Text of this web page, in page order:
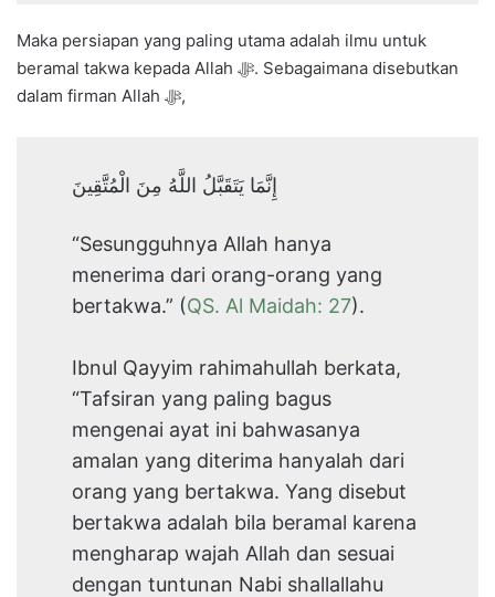
Maka persiapan yang paling utama adalah ilmu untuk
beramal takwa kepada Allah ﷻ. Sebagaimana disebutkan
dalam firman Allah ﷻ,
إِنَّمَا يَتَقَبَّلُ اللَّهُ مِنَ الْمُتَّقِينَ
“Sesungguhnya Allah hanya
menerima dari orang-orang yang
bertakwa.” (QS. Al Maidah: 27).
Ibnul Qayyim rahimahullah berkata,
“Tafsiran yang paling bagus
mengenai ayat ini bahwasanya
amalan yang diterima hanyalah dari
orang yang bertakwa. Yang disebut
bertakwa adalah bila beramal karena
mengharap wajah Allah dan sesuai
dengan tuntunan Nabi shallallahu